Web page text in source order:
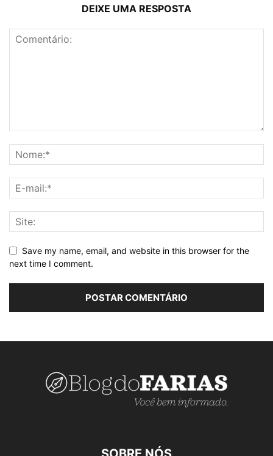
DEIXE UMA RESPOSTA
Save my name, email, and website in this browser for the
next time I comment.